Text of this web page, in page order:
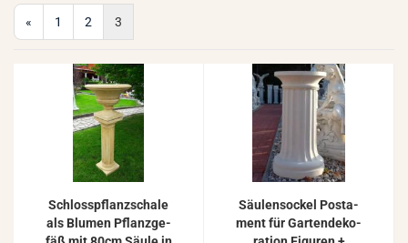
« 1 2 3
Schloss­pflanz­scha­le
als Blu­men Pflanz­ge­
Säu­len­so­ckel Pos­ta­
ment für Gar­ten­de­ko­